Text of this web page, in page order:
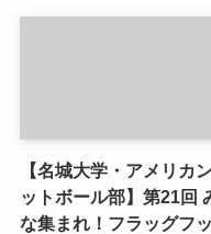
【名城大学・アメリカ
ットボール部】第21回
な集まれ！フラッグフ